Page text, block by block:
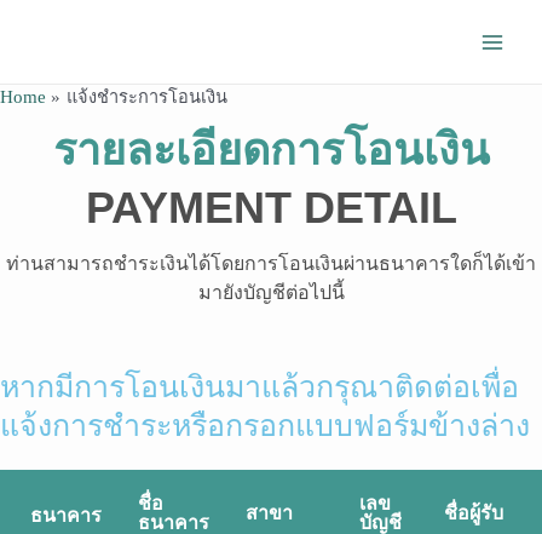
Home แจ้งชำระการโอนเงิน
รายละเอียดการโอนเงิน
PAYMENT DETAIL
ท่านสามารถชำระเงินได้โดยการโอนเงินผ่านธนาคารใดก็ได้เข้า
มายังบัญชีต่อไปนี้
หากมีการโอนเงินมาแล้วกรุณาติดต่อเพื่อ
แจ้งการชำระหรือกรอกแบบฟอร์มข้างล่าง
ธนาคาร
ชื่อ
ธนาคาร
สาขา
เลข
บัญชี
ชื่อผู้รับ